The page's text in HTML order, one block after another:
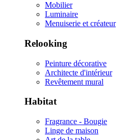
Mobilier
Luminaire
Menuiserie et créateur
Relooking
Peinture décorative
Architecte d'intérieur
Revêtement mural
Habitat
Fragrance - Bougie
Linge de maison